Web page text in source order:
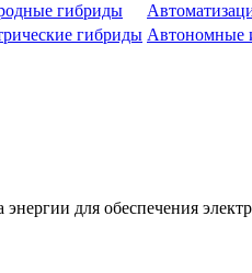
гибриды
гибриды Автономные
для обеспечения